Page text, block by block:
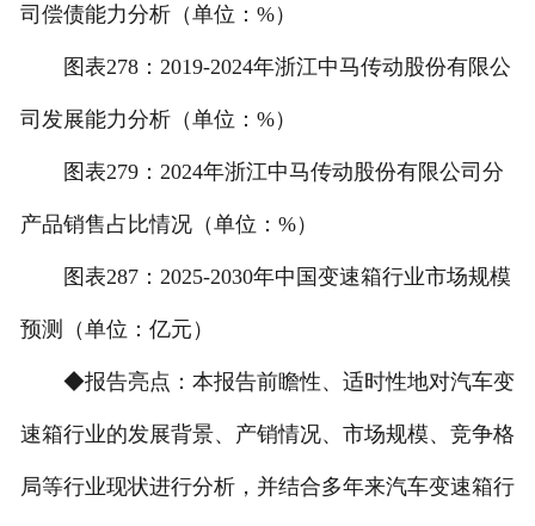
司偿债能力分析（单位：%）
图表278：2019-2024年浙江中马传动股份有限公
司发展能力分析（单位：%）
图表279：2024年浙江中马传动股份有限公司分
产品销售占比情况（单位：%）
图表287：2025-2030年中国变速箱行业市场规模
预测（单位：亿元）
◆报告亮点：本报告前瞻性、适时性地对汽车变
速箱行业的发展背景、产销情况、市场规模、竞争格
局等行业现状进行分析，并结合多年来汽车变速箱行